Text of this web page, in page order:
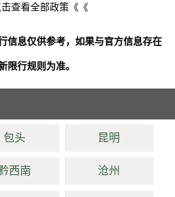
查看全部政策《《
信息仅供参考，如果与官方信息存在
限行规则为准。
包头 昆明
西南 沧州